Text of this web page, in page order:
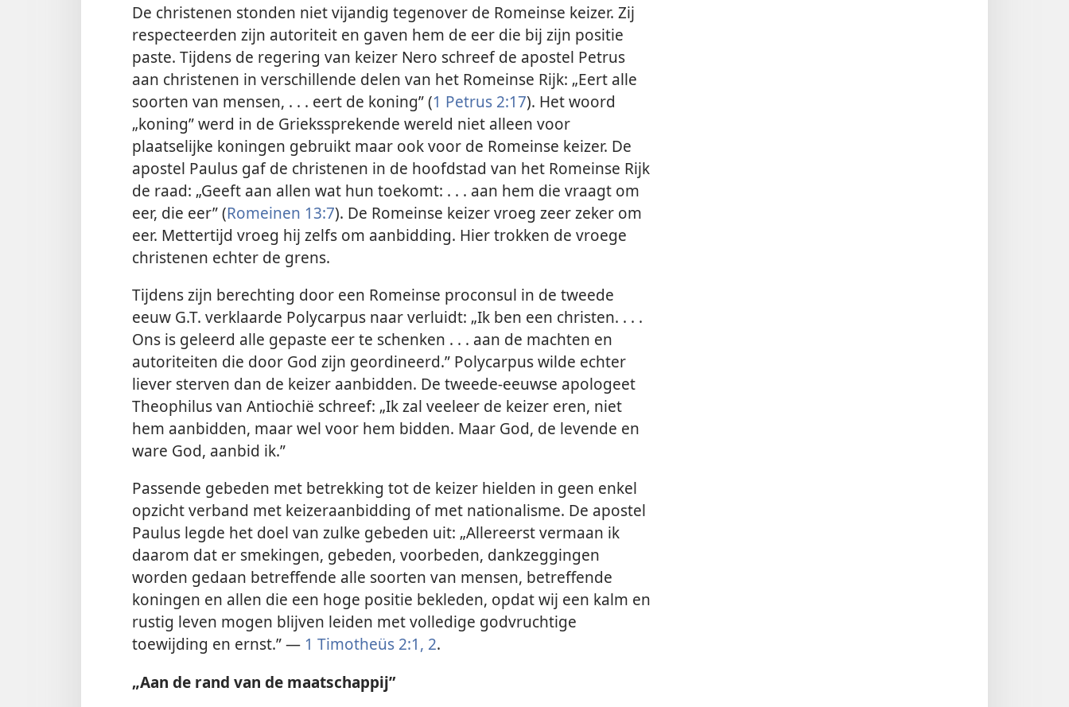
De christenen stonden niet vijandig tegenover de Romeinse keizer. Zij
respecteerden zijn autoriteit en gaven hem de eer die bij zijn positie
paste. Tijdens de regering van keizer Nero schreef de apostel Petrus
aan christenen in verschillende delen van het Romeinse Rijk: „Eert alle
soorten van mensen, . . . eert de koning” (1 Petrus 2:17). Het woord
„koning” werd in de Griekssprekende wereld niet alleen voor
plaatselijke koningen gebruikt maar ook voor de Romeinse keizer. De
apostel Paulus gaf de christenen in de hoofdstad van het Romeinse Rijk
de raad: „Geeft aan allen wat hun toekomt: . . . aan hem die vraagt om
eer, die eer” (Romeinen 13:7). De Romeinse keizer vroeg zeer zeker om
eer. Mettertijd vroeg hij zelfs om aanbidding. Hier trokken de vroege
christenen echter de grens.
Tijdens zijn berechting door een Romeinse proconsul in de tweede
eeuw G.T. verklaarde Polycarpus naar verluidt: „Ik ben een christen. . . .
Ons is geleerd alle gepaste eer te schenken . . . aan de machten en
autoriteiten die door God zijn geordineerd.” Polycarpus wilde echter
liever sterven dan de keizer aanbidden. De tweede-eeuwse apologeet
Theophilus van Antiochië schreef: „Ik zal veeleer de keizer eren, niet
hem aanbidden, maar wel voor hem bidden. Maar God, de levende en
ware God, aanbid ik.”
Passende gebeden met betrekking tot de keizer hielden in geen enkel
opzicht verband met keizeraanbidding of met nationalisme. De apostel
Paulus legde het doel van zulke gebeden uit: „Allereerst vermaan ik
daarom dat er smekingen, gebeden, voorbeden, dankzeggingen
worden gedaan betreffende alle soorten van mensen, betreffende
koningen en allen die een hoge positie bekleden, opdat wij een kalm en
rustig leven mogen blijven leiden met volledige godvruchtige
toewijding en ernst.” — 1 Timotheüs 2:1, 2.
„Aan de rand van de maatschappij”